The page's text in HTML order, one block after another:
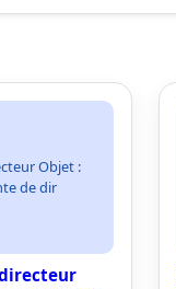
Objet :
de dir